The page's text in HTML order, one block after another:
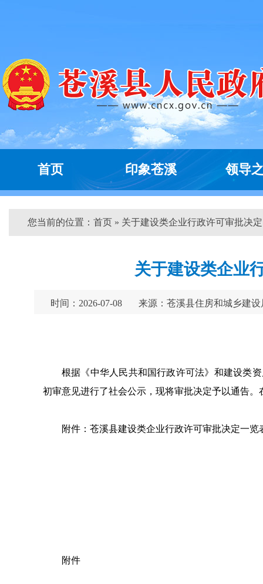
首页 印象苍溪 领导
您当前的位置： 首页 » 关于建设类企业行政许可审批决
关于建设类企业
时间：2026-07-08 来源：苍溪县住房和城乡建设
根据《中华人民共和国行政许可法》和建设类
初审意见进行了社会公示，现将审批决定予以通告
附件：苍溪县建设类企业行政许可审批决定一览
附件